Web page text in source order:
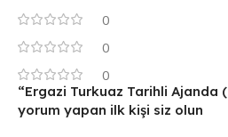
0
0
0
“Ergazi Turkuaz Tarihli Ajanda
yorum yapan ilk kişi siz olun